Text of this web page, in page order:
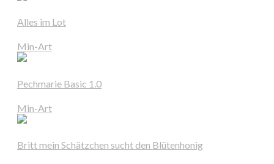
Alles im Lot
Min-Art
Pechmarie Basic 1.0
Min-Art
Britt mein Schätzchen sucht den Blütenhonig